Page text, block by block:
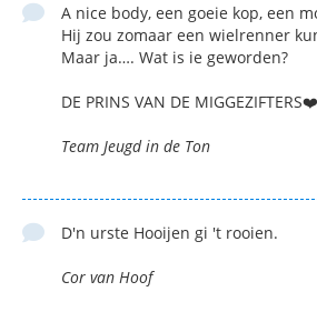
A nice body, een goeie kop, een
Hij zou zomaar een wielrenner
Maar ja…. Wat is ie geworden?
DE PRINS VAN DE
Team Jeugd in de Ton
D'n urste Hooijen gi 't rooien.
Cor van Hoof